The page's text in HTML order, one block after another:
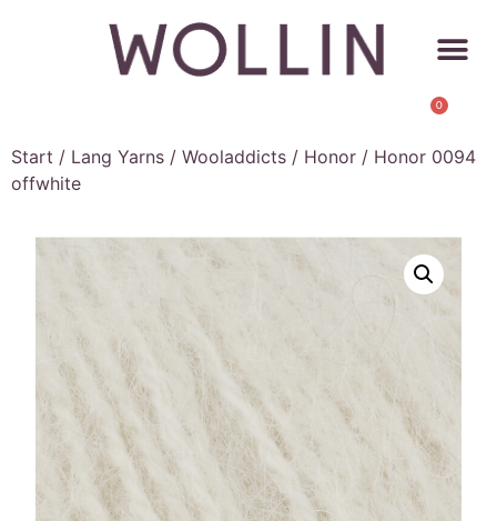
0
Start / Lang Yarns / Wooladdicts / Honor / Honor 0094
offwhite